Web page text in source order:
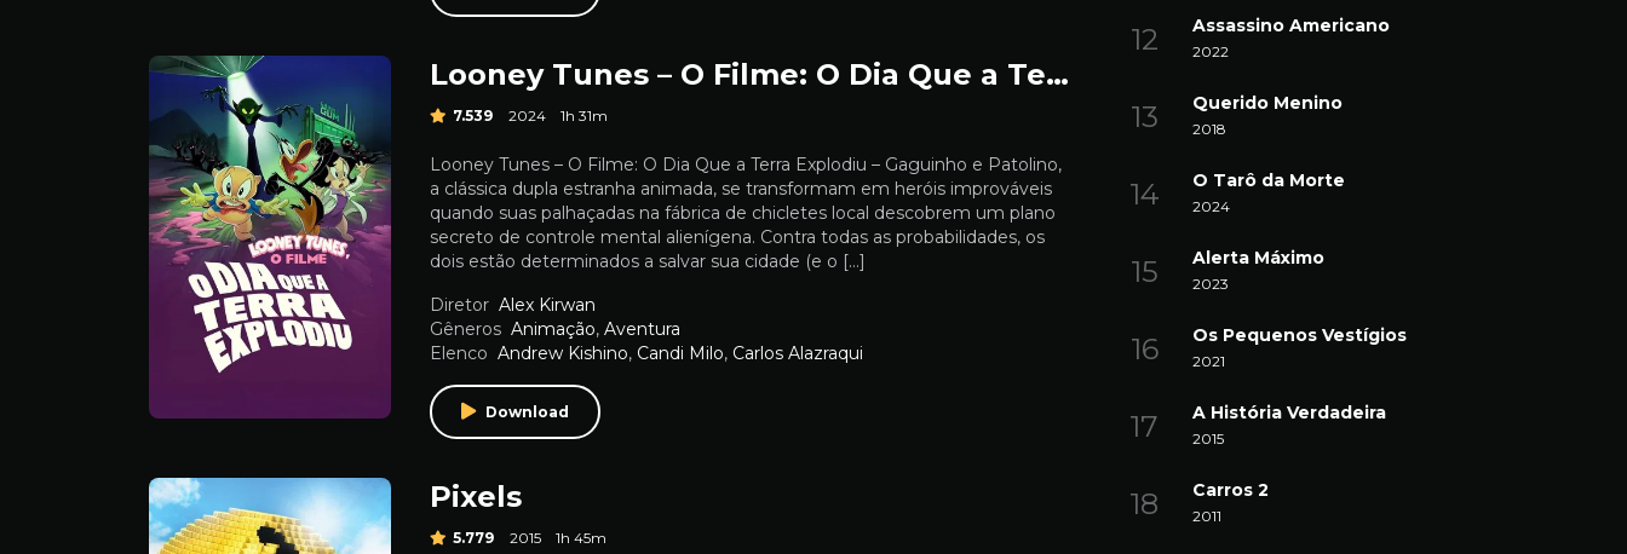
Looney Tunes – O Filme: O Dia Que a Terra Explodiu
7.539 2024 1h 31m
Looney Tunes – O Filme: O Dia Que a Terra Explodiu – Gaguinho e Patolino,
a clássica dupla estranha animada, se transformam em heróis improváveis ​​
quando suas palhaçadas na fábrica de chicletes local descobrem um plano
secreto de controle mental alienígena. Contra todas as probabilidades, os
dois estão determinados a salvar sua cidade (e o […]
Diretor Alex Kirwan
Gêneros Animação, Aventura
Elenco Andrew Kishino, Candi Milo, Carlos Alazraqui
Download
Pixels
5.779 2015 1h 45m
Assassino Americano
2022
Querido Menino
2018
O Tarô da Morte
2024
Alerta Máximo
2023
Os Pequenos Vestígios
2021
A História Verdadeira
2015
Carros 2
2011